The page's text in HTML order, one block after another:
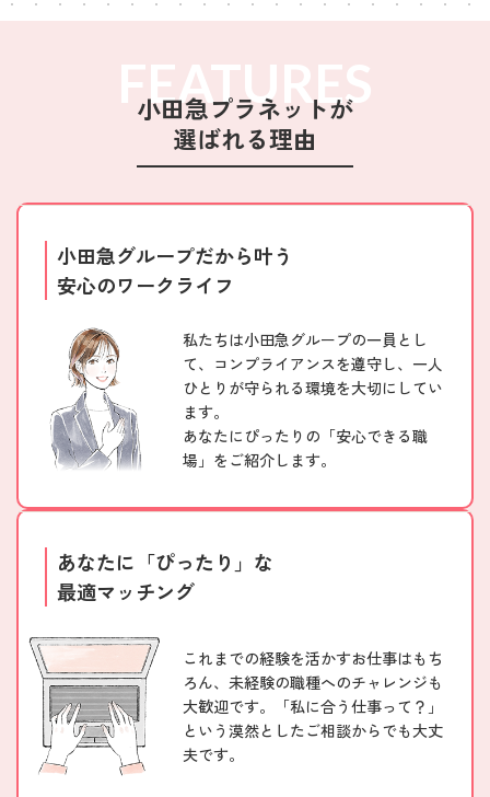
FEATURES
小田急プラネットが
選ばれる理由
小田急グループだから叶う
安心のワークライフ
私たちは小田急グループの一員とし
て、コンプライアンスを遵守し、一人
ひとりが守られる環境を大切にしてい
ます。
あなたにぴったりの「安心できる職
場」をご紹介します。
あなたに「ぴったり」な
最適マッチング
これまでの経験を活かすお仕事はもち
ろん、未経験の職種へのチャレンジも
大歓迎です。「私に合う仕事って？」
という漠然としたご相談からでも大丈
夫です。